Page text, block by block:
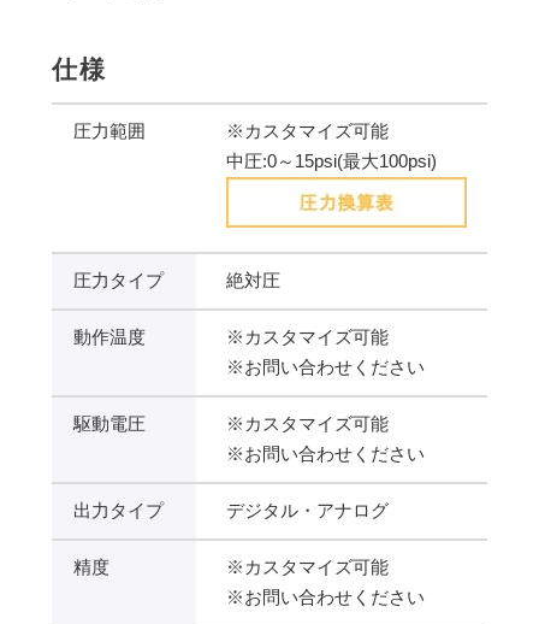
仕様
圧力範囲
※カスタマイズ可能
中圧:0～15psi(最大100psi)
圧力タイプ 絶対圧
動作温度
※カスタマイズ可能
※お問い合わせください
駆動電圧
※カスタマイズ可能
※お問い合わせください
出力タイプ デジタル・アナログ
精度
※カスタマイズ可能
※お問い合わせください